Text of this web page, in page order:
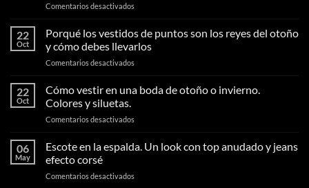
Comentarios desactivadosen
colección
primavera
2026
ya
en
elegancia
transforma
22
Oct
Porqué los vestidos de puntos son los reyes del otoño
y cómo debes llevarlos
Comentarios desactivadosen
los
puntos
los
otoño
22
Oct
Cómo vestir en una boda de otoño o invierno.
Colores y siluetas.
Comentarios desactivadosen
vestir
boda
06
May
Escote en la espalda. Un look con top anudado y jeans
efecto corsé
Comentarios desactivadosen